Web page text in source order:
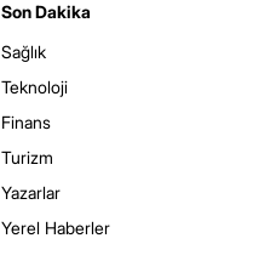
Son Dakika
Sağlık
Teknoloji
Finans
Turizm
Yazarlar
Yerel Haberler